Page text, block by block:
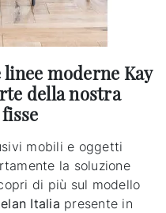
moderne Kay
della nostra
mobili e oggetti
la soluzione
di più sul modello
Italia presente in